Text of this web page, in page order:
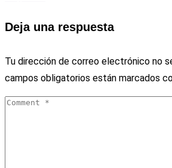
Deja una respuesta
Tu dirección de correo electrónico no
campos obligatorios están marcados